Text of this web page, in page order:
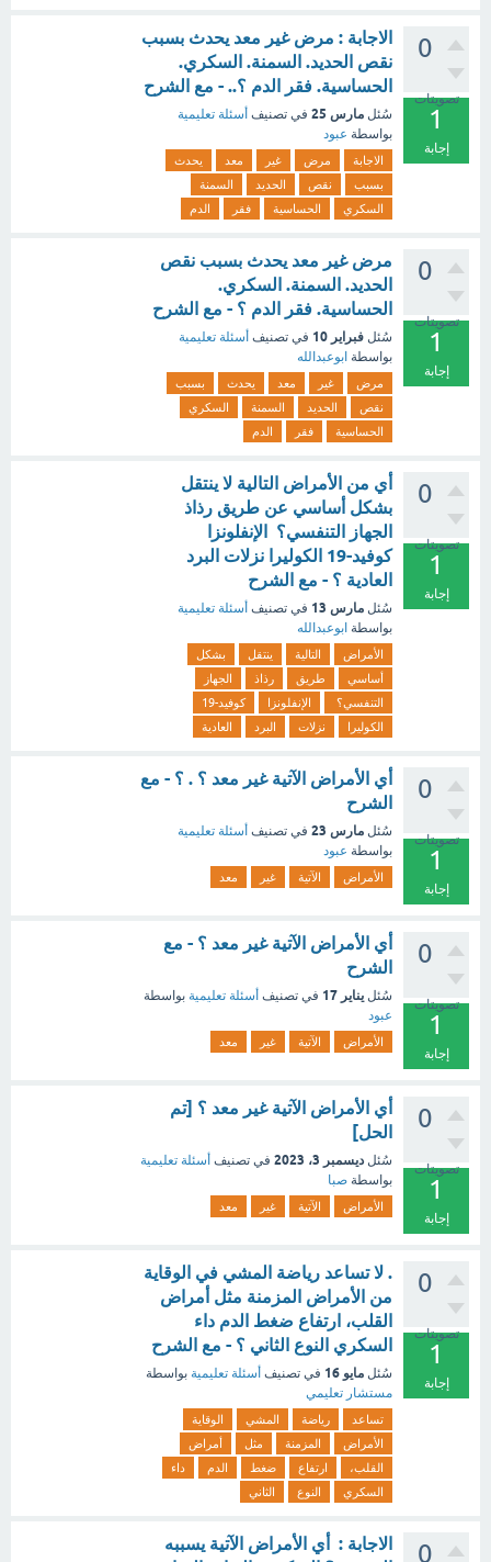
0
تصويتات
1
إجابة
الاجابة : مرض غير معد يحدث بسبب
نقص الحديد. السمنة. السكري.
الحساسية. فقر الدم ؟.. - مع الشرح
سُئل مارس 25 في تصنيف أسئلة تعليمية
بواسطة عبود
الاجابة مرض غير معد
يحدث
بسبب
نقص الحديد
السمنة
السكري
الحساسية فقر الدم
0
تصويتات
1
إجابة
مرض غير معد يحدث بسبب نقص
الحديد. السمنة. السكري.
الحساسية. فقر الدم ؟ - مع الشرح
سُئل فبراير 10 في تصنيف أسئلة تعليمية
بواسطة ابوعبدالله
مرض غير معد يحدث
بسبب
نقص
الحديد السمنة
السكري
الحساسية
فقر الدم
0
تصويتات
1
إجابة
أي من الأمراض التالية لا ينتقل
بشكل أساسي عن طريق رذاذ
الجهاز التنفسي؟ الإنفلونزا
كوفيد-19 الكوليرا نزلات البرد
العادية ؟ - مع الشرح
سُئل مارس 13 في تصنيف أسئلة تعليمية
بواسطة ابوعبدالله
الأمراض التالية ينتقل
بشكل
أساسي
طريق رذاذ
الجهاز
التنفسي؟
الإنفلونزا
كوفيد-19
الكوليرا
نزلات البرد العادية
0
تصويتات
1
إجابة
أي الأمراض الآتية غير معد ؟ . ؟ - مع
الشرح
سُئل مارس 23 في تصنيف أسئلة تعليمية
بواسطة عبود
الأمراض الآتية غير معد
0
تصويتات
1
إجابة
أي الأمراض الآتية غير معد ؟ - مع
الشرح
سُئل يناير 17 في تصنيف أسئلة تعليمية بواسطة
عبود
الأمراض الآتية غير معد
0
تصويتات
1
إجابة
أي الأمراض الآتية غير معد ؟ [تم
الحل]
سُئل ديسمبر 3، 2023 في تصنيف أسئلة تعليمية
بواسطة صبا
الأمراض الآتية غير معد
0
تصويتات
1
إجابة
. لا تساعد رياضة المشي في الوقاية
من الأمراض المزمنة مثل أمراض
القلب، ارتفاع ضغط الدم داء
السكري النوع الثاني ؟ - مع الشرح
سُئل مايو 16 في تصنيف أسئلة تعليمية بواسطة
مستشار تعليمي
تساعد رياضة المشي
الوقاية
الأمراض
المزمنة مثل
أمراض
القلب،
ارتفاع ضغط الدم
داء
السكري
النوع الثاني
0
الاجابة : أي الأمراض الآتية يسببه